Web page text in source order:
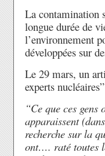
La contamination
longue durée de
l’environnement
développées sur
Le 29 mars, un
experts
“Ce que ces
apparaissent
recherche sur la
ont…. raté toutes